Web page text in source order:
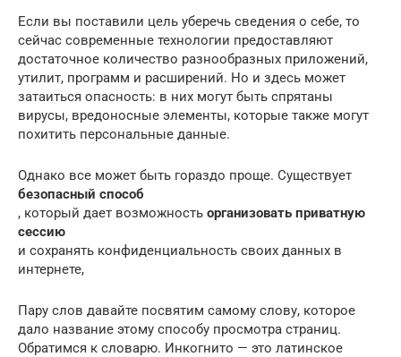
Если вы поставили цель уберечь сведения о себе, то
сейчас современные технологии предоставляют
достаточное количество разнообразных приложений,
утилит, программ и расширений. Но и здесь может
затаиться опасность: в них могут быть спрятаны
вирусы, вредоносные элементы, которые также могут
похитить персональные данные.
Однако все может быть гораздо проще. Существует
безопасный способ
, который дает возможность организовать приватную
сессию
и сохранять конфиденциальность своих данных в
интернете,
Пару слов давайте посвятим самому слову, которое
дало название этому способу просмотра страниц.
Обратимся к словарю. Инкогнито — это латинское